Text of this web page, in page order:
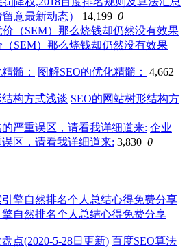
意最新动态）
14,199 0
SEM）那么烧钱却仍然没有效果
图解SEO的优化精髓：
4,662
SEO的网站树形结构方
企业
区，请看我详细道来: 3,830 0
擎自然排名个人总结心得免费分享
百度SEO算法